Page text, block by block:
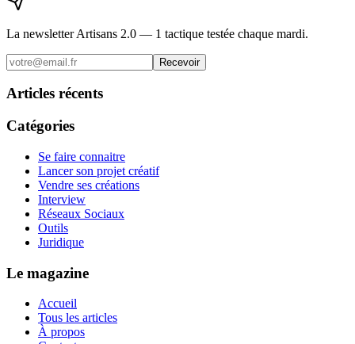
La newsletter Artisans 2.0 — 1 tactique testée chaque mardi.
Recevoir
Articles récents
Catégories
Se faire connaitre
Lancer son projet créatif
Vendre ses créations
Interview
Réseaux Sociaux
Outils
Juridique
Le magazine
Accueil
Tous les articles
À propos